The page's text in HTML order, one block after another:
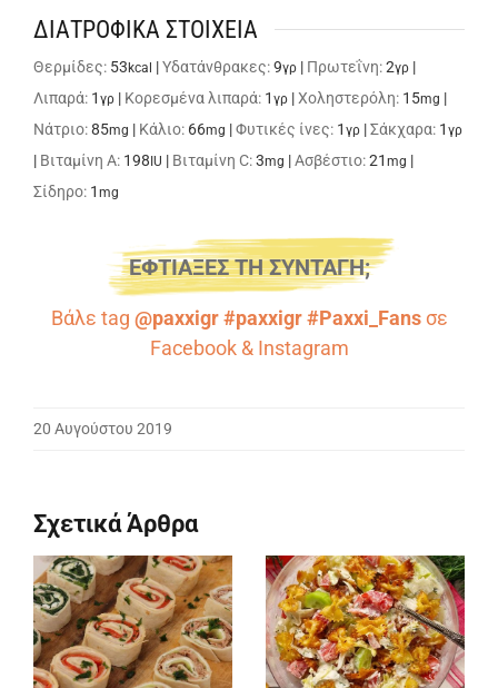
ΔΙΑΤΡΟΦΙΚΑ ΣΤΟΙΧΕΙΑ
Θερμίδες: 53 kcal |Υδατάνθρακες:9γρ | Πρωτεΐνη:2γρ |
Λιπαρά: 1 γρ | Κορεσμένα λιπαρά: 1 γρ |Χοληστερόλη: 15mg |
Νάτριο:85mg | Κάλιο: 66mg |Φυτικές ίνες: 1 γρ |Σάκχαρα: 1 γρ
| Βιταμίνη A: 198 IU | Βιταμίνη C:3mg |Ασβέστιο:21 mg |
Σίδηρο: 1 mg
ΕΦΤΙΑΞΕΣ ΤΗ ΣΥΝΤΑΓΗ;
Βάλε tag @paxxigr #paxxigr #Paxxi_Fansσε
Facebook& Instagram
20 Αυγούστου 2019
Σχετικά Άρθρα